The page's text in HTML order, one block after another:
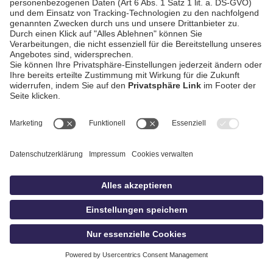
AGB / Gewinnspiele
Datenschutz
Impressum
idowa
Privatsphäre